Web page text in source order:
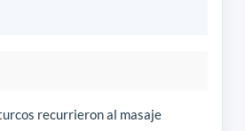
recurrieron al masaje